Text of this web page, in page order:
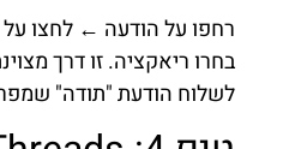
רחפו על הודעה ← לחצו
בחרו ריאקציה. זו דרך
לשלוח הודעת "תודה"